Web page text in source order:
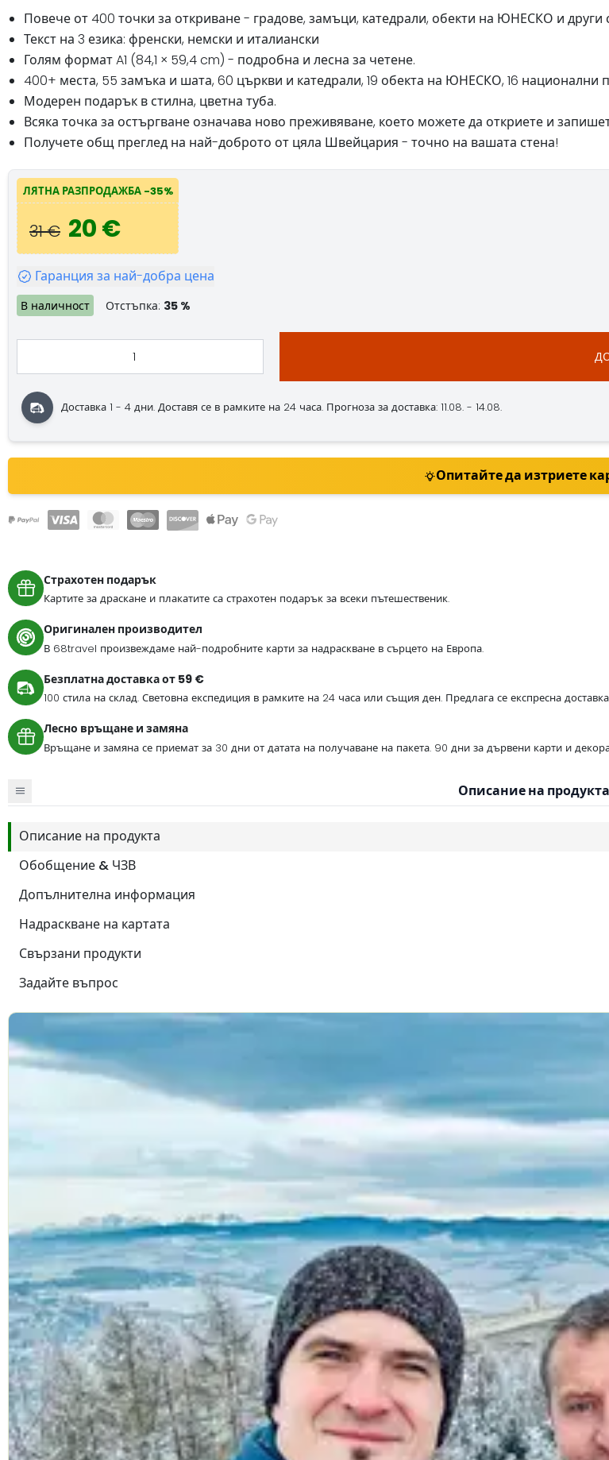
Повече от 400 точки за откриване - градове, замъци, катедрали, обекти на ЮНЕСКО и
Текст на 3 езика: френски, немски и италиански
Голям формат A1 (84,1 × 59,4 cm) - подробна и лесна за четене.
400+ места, 55 замъка и шата, 60 църкви и катедрали, 19 обекта на ЮНЕСКО, 16 национални
Модерен подарък в стилна, цветна туба.
Всяка точка за остъргване означава ново преживяване, което можете да откриете и
Получете общ преглед на най-доброто от цяла Швейцария - точно на вашата стена!
ЛЯТНА РАЗПРОДАЖБА -35%
31 € 20 €
Гаранция за най-добра цена
В наличност Отстъпка: 35 %
Доставка 1 - 4 дни. Доставя се в рамките на 24 часа. Прогноза за доставка: 11.08. - 14.08.
Опитайте да изтриете
Страхотен подарък
Картите за драскане и плакатите са страхотен подарък за всеки пътешественик.
Оригинален производител
В 68travel произвеждаме най-подробните карти за надраскване в сърцето на Европа.
Безплатна доставка от 59 €
100 стила на склад. Световна експедиция в рамките на 24 часа или същия ден. Предлага се експресна
Лесно връщане и замяна
Връщане и замяна се приемат за 30 дни от датата на получаване на пакета. 90 дни за дървени карти и
Описание на продукта
Описание на продукта
Обобщение & ЧЗВ
Допълнителна информация
Надраскване на картата
Свързани продукти
Задайте въпрос